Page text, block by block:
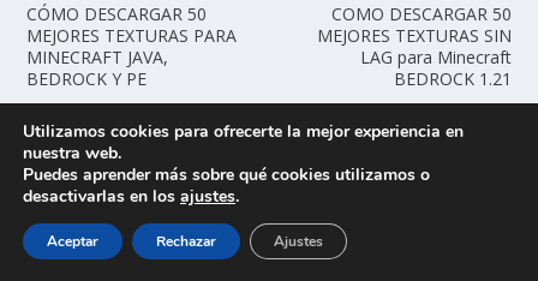
CÓMO DESCARGAR 50
MEJORES TEXTURAS PARA
MINECRAFT JAVA,
BEDROCK Y PE
COMO DESCARGAR 50
MEJORES TEXTURAS SIN
LAG para Minecraft
BEDROCK 1.21
ARTÍCULOS RELACIONADOS
Utilizamos cookies para ofrecerte la mejor experiencia en
nuestra web.
Puedes aprender más sobre qué cookies utilizamos o
desactivarlas en los ajustes.
Aceptar Rechazar Ajustes